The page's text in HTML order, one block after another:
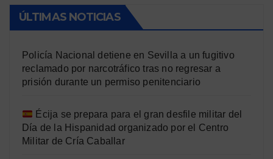
ÚLTIMAS NOTICIAS
Policía Nacional detiene en Sevilla a un fugitivo
reclamado por narcotráfico tras no regresar a
prisión durante un permiso penitenciario
Écija se prepara para el gran desfile militar del
Día de la Hispanidad organizado por el Centro
Militar de Cría Caballar